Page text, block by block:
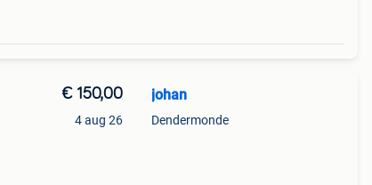
€ 150,00
4 aug 26
johan
Dendermonde